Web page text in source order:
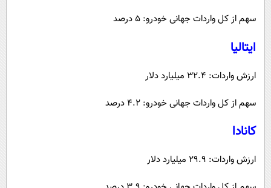
سهم از کل واردات جهانی خودرو: 5 درصد
ایتالیا
ارزش واردات: 32.4 میلیارد دلار
سهم از کل واردات جهانی خودرو: 4.2 درصد
کانادا
ارزش واردات: 29.9 میلیارد دلار